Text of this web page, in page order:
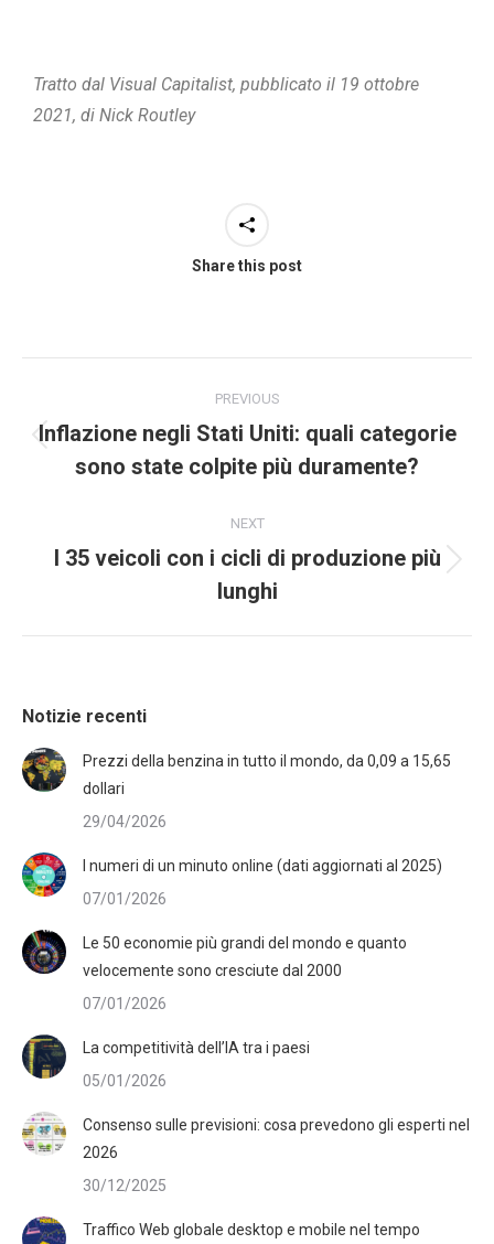
Tratto dal Visual Capitalist, pubblicato il 19 ottobre
2021, di Nick Routley
Share this post
PREVIOUS
Inflazione negli Stati Uniti: quali categorie
sono state colpite più duramente?
NEXT
I 35 veicoli con i cicli di produzione più
lunghi
Notizie recenti
Prezzi della benzina in tutto il mondo, da 0,09 a 15,65
dollari
29/04/2026
I numeri di un minuto online (dati aggiornati al 2025)
07/01/2026
Le 50 economie più grandi del mondo e quanto
velocemente sono cresciute dal 2000
07/01/2026
La competitività dell’IA tra i paesi
05/01/2026
Consenso sulle previsioni: cosa prevedono gli esperti nel
2026
30/12/2025
Traffico Web globale desktop e mobile nel tempo